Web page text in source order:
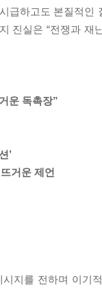
하고도 본질적인
진실은 “전쟁과 재
운 독촉장”
’
거운 제언
시지를 전하며 이